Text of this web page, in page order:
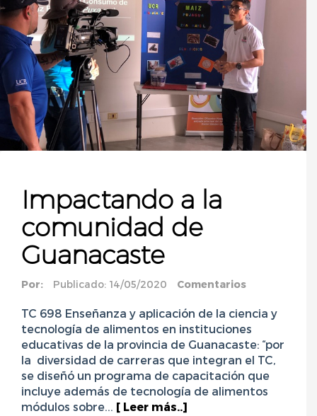
Impactando a la
comunidad de
Guanacaste
Por: Publicado: 14/05/2020 Comentarios
TC 698 Enseñanza y aplicación de la ciencia y
tecnología de alimentos en instituciones
educativas de la provincia de Guanacaste: “por
la diversidad de carreras que integran el TC,
se diseñó un programa de capacitación que
incluye además de tecnología de alimentos
módulos sobre... [ Leer más..]